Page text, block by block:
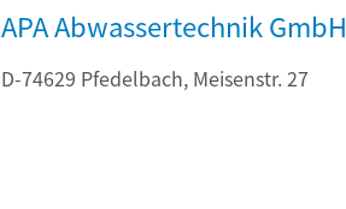
APA Abwassertechnik GmbH
D-74629 Pfedelbach, Meisenstr. 27